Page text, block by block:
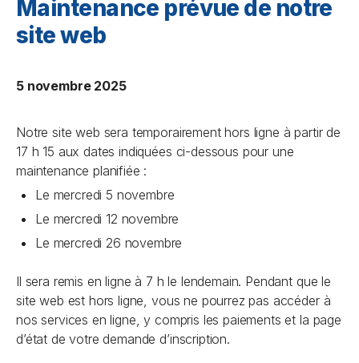
Maintenance prévue de notre
site web
5 novembre 2025
Notre site web sera temporairement hors ligne à partir de
17 h 15 aux dates indiquées ci-dessous pour une
maintenance planifiée :
Le mercredi 5 novembre
Le mercredi 12 novembre
Le mercredi 26 novembre
Il sera remis en ligne à 7 h le lendemain. Pendant que le
site web est hors ligne, vous ne pourrez pas accéder à
nos services en ligne, y compris les paiements et la page
d’état de votre demande d’inscription.